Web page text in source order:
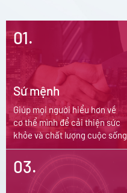
01.
Sứ mệnh
Giúp mọi người hiểu hơn về
cơ thể mình để cải thiện sức
khỏe và chất lượng cuộc sống
03.